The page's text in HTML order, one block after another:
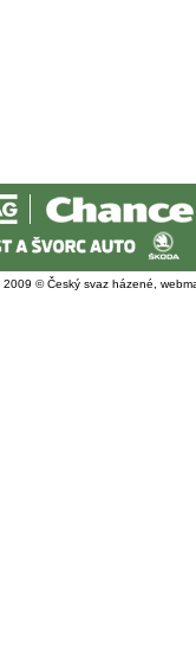
2009 © Český svaz házené,